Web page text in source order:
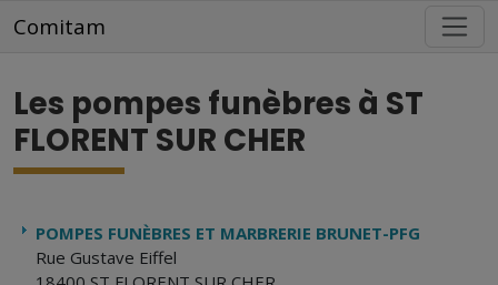
Comitam
Les pompes funèbres à ST
FLORENT SUR CHER
POMPES FUNÈBRES ET MARBRERIE BRUNET-PFG
Rue Gustave Eiffel